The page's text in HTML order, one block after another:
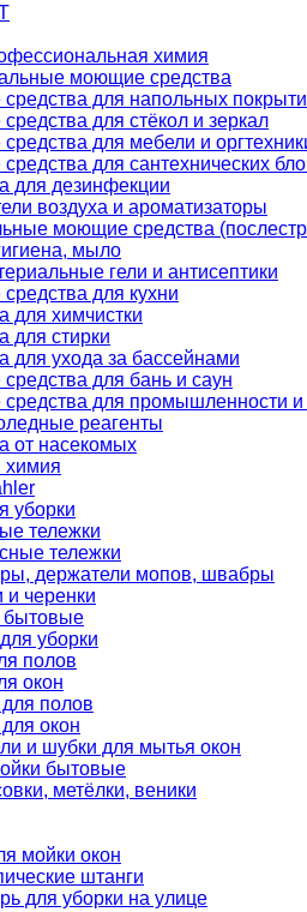
химия
моющие средства
для напольных
для стёкол и зеркал
для мебели и
для сантехнических
для дезинфекции
воздуха и ароматизаторы
моющие средства
мыло
гели и антисептики
для кухни
для химчистки
для стирки
для ухода за бассейнами
для бань и саун
для промышленности и
реагенты
от насекомых
химия
уборки
тележки
тележки
держатели мопов, швабры
и черенки
уборки
полов
окон
полов
окон
и шубки для мытья окон
бытовые
метёлки, веники
мойки окон
штанги
для уборки на улице